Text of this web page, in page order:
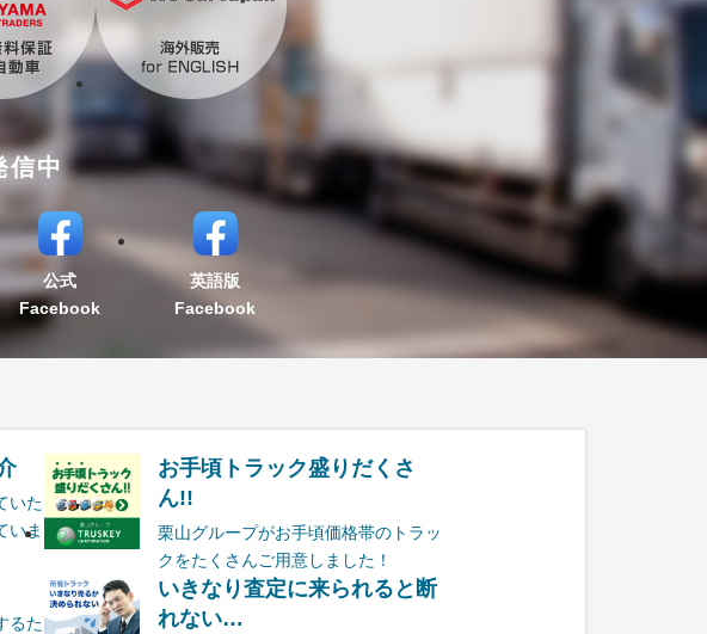
信中
公式
Facebook
英語版
Facebook
いた
いま
お手頃トラック盛りだくさ
ん!!
栗山グループがお手頃価格帯のトラッ
クをたくさんご用意しました！
るた
いきなり査定に来られると断
れない…